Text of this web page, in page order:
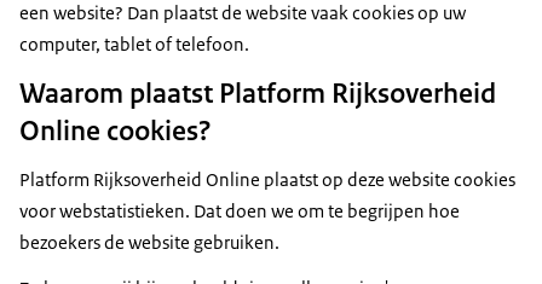
een website? Dan plaatst de website vaak cookies op uw
computer, tablet of telefoon.
Waarom plaatst Platform Rijksoverheid
Online cookies?
Platform Rijksoverheid Online plaatst op deze website cookies
voor webstatistieken. Dat doen we om te begrijpen hoe
bezoekers de website gebruiken.